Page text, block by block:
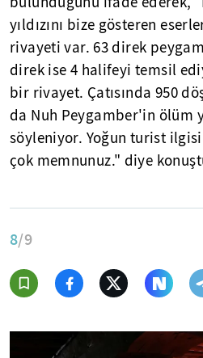
yıldızını bize gösteren
rivayeti var. 63 direk
direk ise 4 halifeyi temsil
bir rivayet. Çatısında 950
da Nuh Peygamber'in ölüm
söyleniyor. Yoğun turist
çok memnunuz." diye
8/9